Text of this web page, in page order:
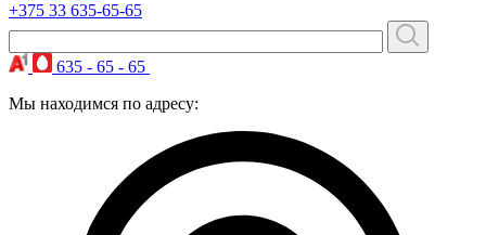
+375 33 635-65-65
635 - 65 - 65
Мы находимся по адресу: